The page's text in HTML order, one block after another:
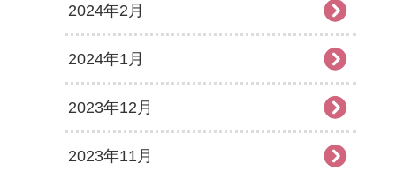
2024年2月
2024年1月
2023年12月
2023年11月